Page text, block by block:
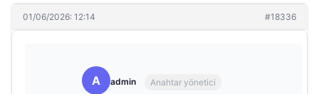
01/06/2026: 12:14 #18336
A admin Anahtar yönetici